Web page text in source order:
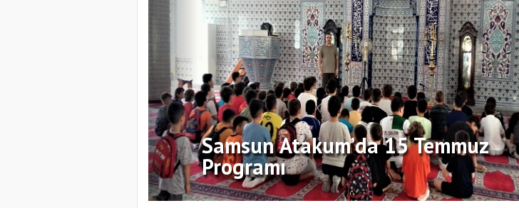
Samsun Atakum’da 15 Temmuz
Programı